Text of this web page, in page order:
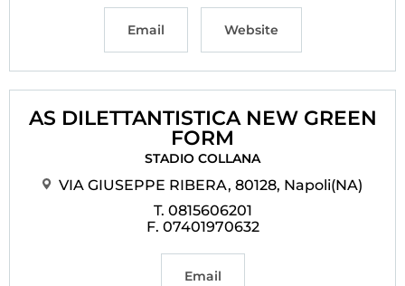
Email Website
AS DILETTANTISTICA NEW GREEN
FORM
STADIO COLLANA
VIA GIUSEPPE RIBERA, 80128, Napoli(NA)
T. 0815606201
F. 07401970632
Email